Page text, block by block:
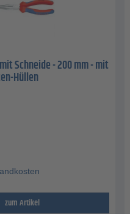
Schneide - 200 mm - mit
Hüllen
zum Artikel